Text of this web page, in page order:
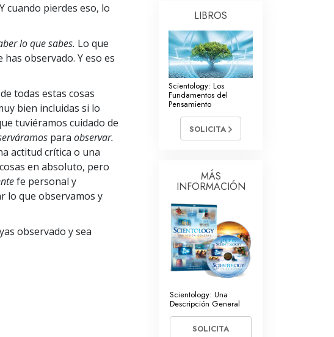
Y cuando pierdes eso, lo
lo que sabes. Lo que
observado. Y eso es
todas estas cosas
bien incluidas si lo
tuviéramos cuidado de
para observar.
actitud crítica o una
en absoluto, pero
fe personal y
lo que observamos y
observado y sea
LIBROS
Scientology: Los
Fundamentos del
Pensamiento
SOLICITA
MÁS
INFORMACIÓN
Scientology: Una
Descripción General
SOLICITA